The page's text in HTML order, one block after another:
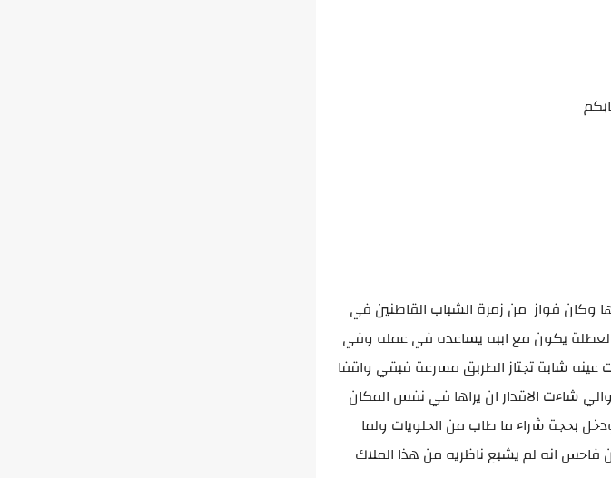
وكان فواز من زمرة الشباب القاطنين في
العطلة يكون مع اببه يساعده في عمله وفي
شابة تجتاز الطربق مسرعة فبقي واقفا
شاءت الاقدار ان يراها في نفس المكان
بحجة شراء ما طاب من الحلويات ولما
فاحس انه لم يشبع ناظريه من هذا الملاك